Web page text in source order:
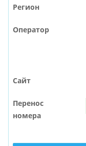
Регион
Оператор
Сайт
Перенос
номера